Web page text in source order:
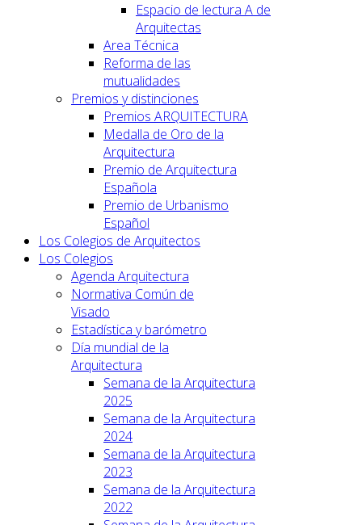
Espacio de lectura A de
Arquitectas
Area Técnica
Reforma de las
mutualidades
Premios y distinciones
Premios ARQUITECTURA
Medalla de Oro de la
Arquitectura
Premio de Arquitectura
Española
Premio de Urbanismo
Español
Los Colegios de Arquitectos
Los Colegios
Agenda Arquitectura
Normativa Común de
Visado
Estadística y barómetro
Día mundial de la
Arquitectura
Semana de la Arquitectura
2025
Semana de la Arquitectura
2024
Semana de la Arquitectura
2023
Semana de la Arquitectura
2022